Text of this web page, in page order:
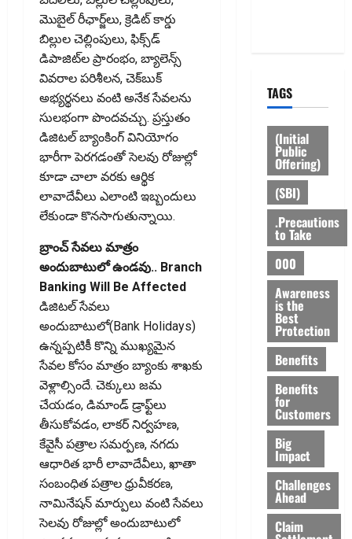
మొబైల్‌ రీఛార్జ్‌లు, క్రెడిట్‌ కార్డు
బిల్లుల చెల్లింపులు, ఫిక్స్‌డ్‌
డిపాజిట్‌ల ప్రారంభం, బ్యాలెన్స్‌
వివరాల పరిశీలన, చెక్‌బుక్‌
అభ్యర్థనలు వంటి అనేక సేవలను
సులభంగా పొందవచ్చు. ప్రస్తుతం
డిజిటల్‌ బ్యాంకింగ్‌ వినియోగం
భారీగా పెరగడంతో సెలవు రోజుల్లో
కూడా చాలా వరకు ఆర్థిక
లావాదేవీలు ఎలాంటి ఇబ్బందులు
లేకుండా కొనసాగుతున్నాయి.
బ్రాంచ్‌ సేవలు మాత్రం
అందుబాటులో ఉండవు.. Branch
Banking Will Be Affected
డిజిటల్‌ సేవలు
అందుబాటులో(Bank Holidays)
ఉన్నప్పటికీ కొన్ని ముఖ్యమైన
సేవల కోసం మాత్రం బ్యాంకు శాఖకు
వెళ్లాల్సిందే. చెక్కులు జమ
చేయడం, డిమాండ్‌ డ్రాఫ్ట్‌లు
తీసుకోవడం, లాకర్‌ నిర్వహణ,
కేవైసీ పత్రాల సమర్పణ, నగదు
ఆధారిత భారీ లావాదేవీలు, ఖాతా
సంబంధిత పత్రాల ధ్రువీకరణ,
నామినేషన్‌ మార్పులు వంటి సేవలు
సెలవు రోజుల్లో అందుబాటులో
TAGS
(Initial
Public
Offering)
(SBI)
.Precautions
to Take
000
Awareness
is the
Best
Protection
Benefits
Benefits
for
Customers
Big
Impact
Challenges
Ahead
Claim